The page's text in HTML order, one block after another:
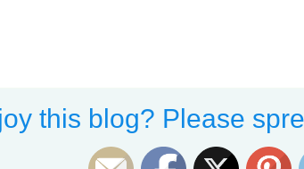
this blog? Please